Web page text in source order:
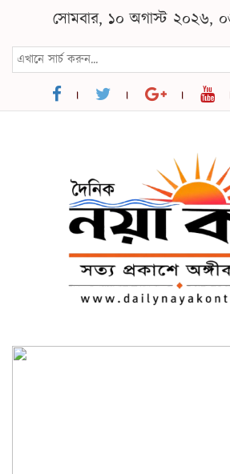
সোমবার, ১০ অগাস্ট ২০২৬,